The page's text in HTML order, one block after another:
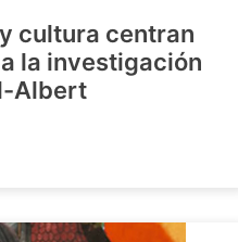
cultura centran
la investigación
Albert